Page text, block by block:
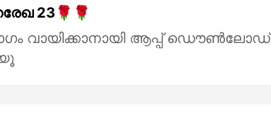
23🌹🌹
വായിക്കാനായി ആപ്പ് ഡൌൺലോഡ്